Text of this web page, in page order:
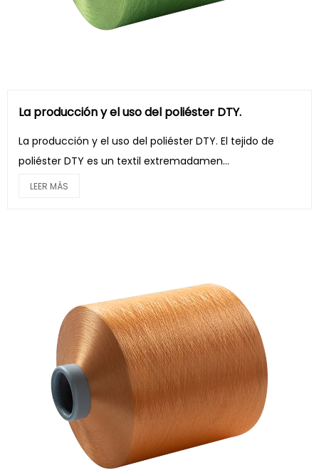
La producción y el uso del poliéster DTY.
La producción y el uso del poliéster DTY. El tejido de
poliéster DTY es un textil extremadamen...
LEER MÁS